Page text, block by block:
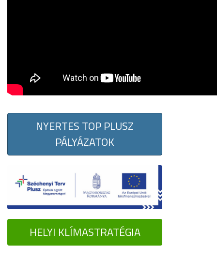
NYERTES TOP PLUSZ
PÁLYÁZATOK
HELYI KLÍMASTRATÉGIA